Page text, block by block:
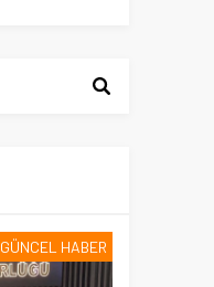
GÜNCEL HABER